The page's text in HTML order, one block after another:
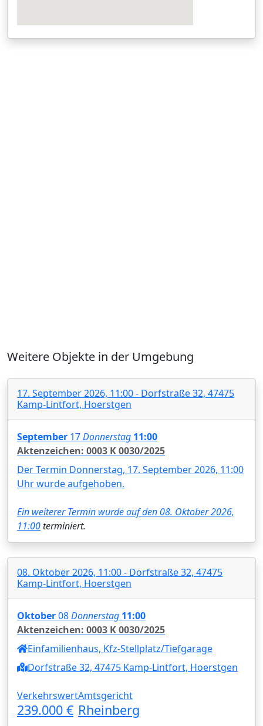
Weitere Objekte in der Umgebung
17. September 2026, 11:00 - Dorfstraße 32, 47475
Kamp-Lintfort, Hoerstgen
September 17Donnerstag 11:00
Aktenzeichen: 0003 K 0030/2025
Der Termin Donnerstag, 17. September 2026, 11:00
Uhr wurde aufgehoben.
Ein weiterer Termin wurde auf den 08. Oktober 2026,
11:00terminiert.
08. Oktober 2026, 11:00 - Dorfstraße 32, 47475
Kamp-Lintfort, Hoerstgen
Oktober08Donnerstag 11:00
Aktenzeichen: 0003 K 0030/2025
Einfamilienhaus, Kfz-Stellplatz/Tiefgarage
Dorfstraße 32, 47475 Kamp-Lintfort, Hoerstgen
Verkehrswert
239.000 €
Amtsgericht
Rheinberg